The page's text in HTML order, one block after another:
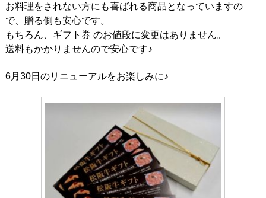
お料理をされない方にも喜ばれる商品となっていますの
で、贈る側も安心です。
もちろん、ギフト券 のお値段に変更はありません。
送料もかかりませんので安心です♪
6月30日のリニューアルをお楽しみに♪